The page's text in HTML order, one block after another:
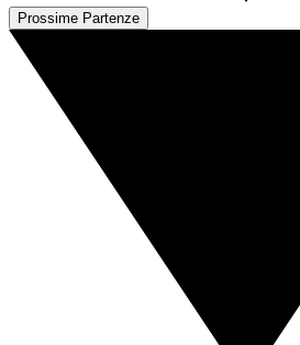
Prossime Partenze